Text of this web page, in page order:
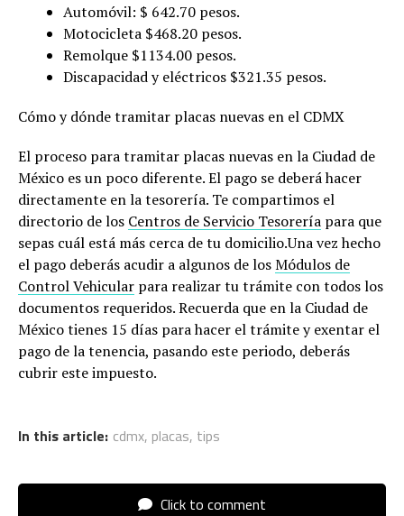
Automóvil: $ 642.70 pesos.
Motocicleta $468.20 pesos.
Remolque $1134.00 pesos.
Discapacidad y eléctricos $321.35 pesos.
Cómo y dónde tramitar placas nuevas en el CDMX
El proceso para tramitar placas nuevas en la Ciudad de
México es un poco diferente. El pago se deberá hacer
directamente en la tesorería. Te compartimos el
directorio de los Centros de Servicio Tesorería para que
sepas cuál está más cerca de tu domicilio.Una vez hecho
el pago deberás acudir a algunos de losMódulos de
Control Vehicular para realizar tu trámite con todos los
documentos requeridos. Recuerda que en la Ciudad de
México tienes 15 días para hacer el trámite y exentar el
pago de la tenencia, pasando este periodo, deberás
cubrir este impuesto.
In this article: cdmx, placas, tips
Click to comment